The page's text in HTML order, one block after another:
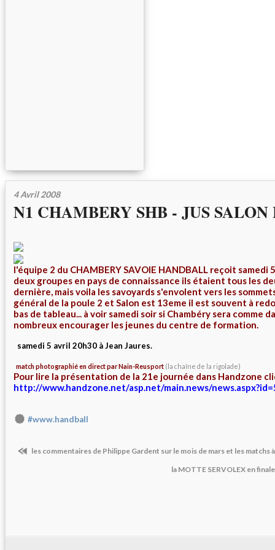
4 Avril 2008
N1 CHAMBERY SHB - JUS SALON
l'équipe 2 du CHAMBERY SAVOIE HANDBALL reçoit samedi
deux groupes en pays de connaissance ils étaient tous les
dernière, mais voila les savoyards s'envolent vers les
général de la poule 2 et Salon est 13eme il est souvent à
bas de tableau... à voir samedi soir si Chambéry sera comme
nombreux encourager les jeunes du centre de formation.
samedi 5 avril 20h30 à Jean Jaures.
match photographié en direct par Nain-Reusport (la chaîne de la rigolade)
Pour lire la présentation de la 21e journée dans Handzone
http://www.handzone.net/asp.net/main.news/
#www.handball
les commentaires de Philippe Gardent sur le mois de mars et les matchs
la MOTTE SERVOLEX en